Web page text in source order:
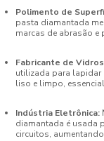
Polimento de
pasta diamantada
marcas de abrasão
Fabricante de
utilizada para lapidar
liso e limpo,
Indústria Eletrônica:
diamantada é usada
circuitos,